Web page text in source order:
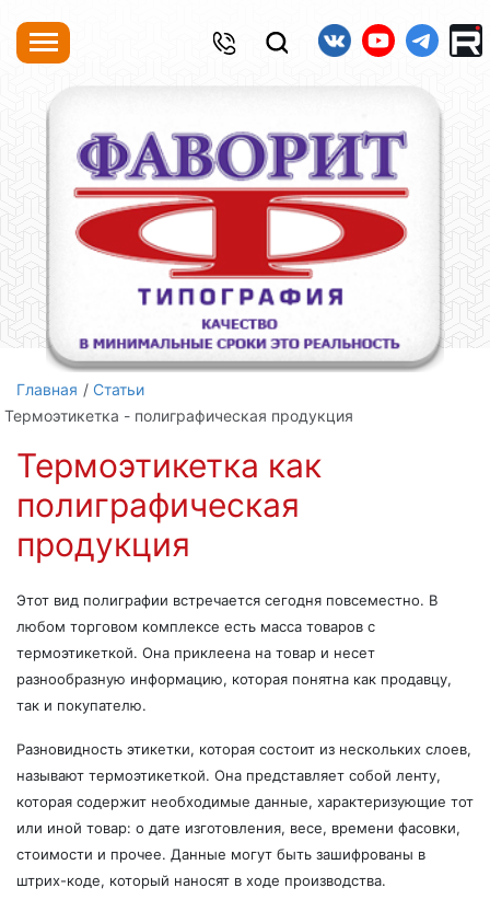
Главная
Статьи
Термоэтикетка - полиграфическая продукция
Термоэтикетка как
полиграфическая
продукция
Этот вид полиграфии встречается сегодня повсеместно. В
любом торговом комплексе есть масса товаров с
термоэтикеткой. Она приклеена на товар и несет
разнообразную информацию, которая понятна как продавцу,
так и покупателю.
Разновидность этикетки, которая состоит из нескольких слоев,
называют термоэтикеткой. Она представляет собой ленту,
которая содержит необходимые данные, характеризующие тот
или иной товар: о дате изготовления, весе, времени фасовки,
стоимости и прочее. Данные могут быть зашифрованы в
штрих-коде, который наносят в ходе производства.